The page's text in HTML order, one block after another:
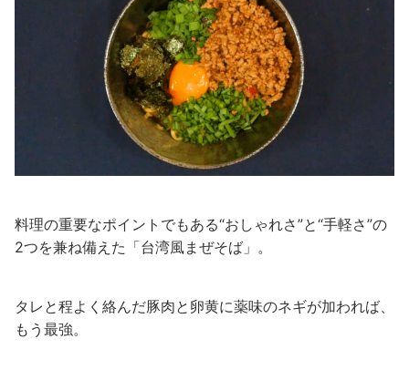
料理の重要なポイントでもある“おしゃれさ”と“手軽さ”の
2つを兼ね備えた「台湾風まぜそば」。
タレと程よく絡んだ豚肉と卵黄に薬味のネギが加われば、
もう最強。